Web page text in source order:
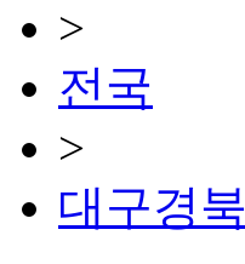
>
전국
>
대구경북